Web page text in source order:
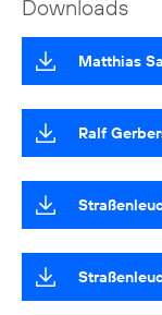
Downloads
Matthias
Ralf